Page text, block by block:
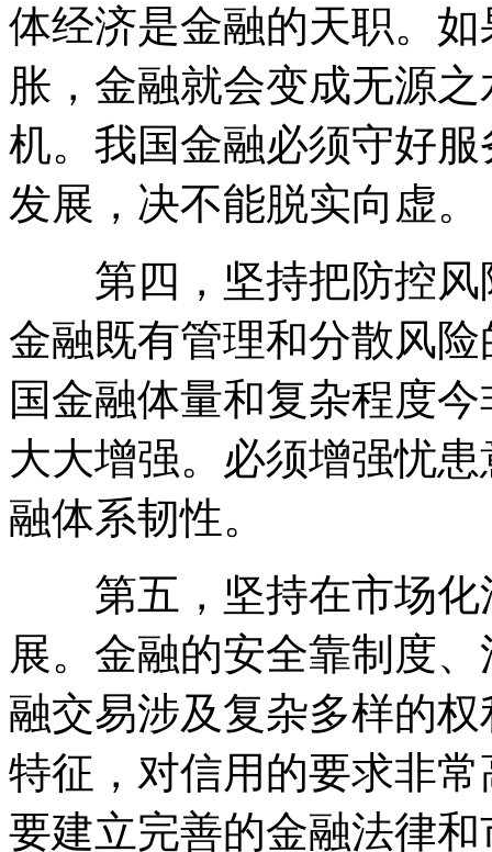
体经济是金融的天职。
胀，金融就会变成无源
机。我国金融必须守好
发展，决不能脱实向虚。
第四，坚持把防控风
金融既有管理和分散风
国金融体量和复杂程度
大大增强。必须增强忧
融体系韧性。
第五，坚持在市场化
展。金融的安全靠制度
融交易涉及复杂多样的
特征，对信用的要求非
要建立完善的金融法律